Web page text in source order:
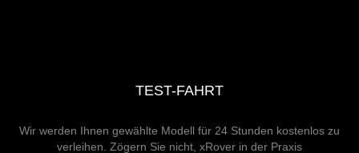
TEST-FAHRT
Wir werden Ihnen gewählte Modell für 24 Stunden kostenlos zu
verleihen. Zögern Sie nicht, xRover in der Praxis